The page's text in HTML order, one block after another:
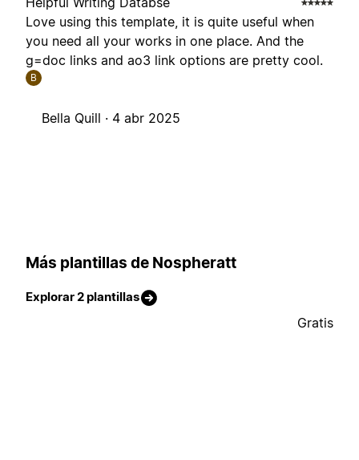
Love using this template, it is quite useful when
you need all your works in one place. And the
g=doc links and ao3 link options are pretty cool.
B
Bella Quill · 4 abr 2025
Más plantillas de Nospheratt
Explorar 2 plantillas
Gratis